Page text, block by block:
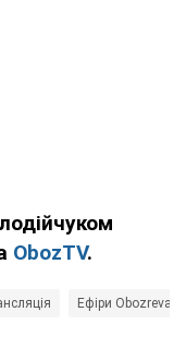
ObozTV.
Ефіри